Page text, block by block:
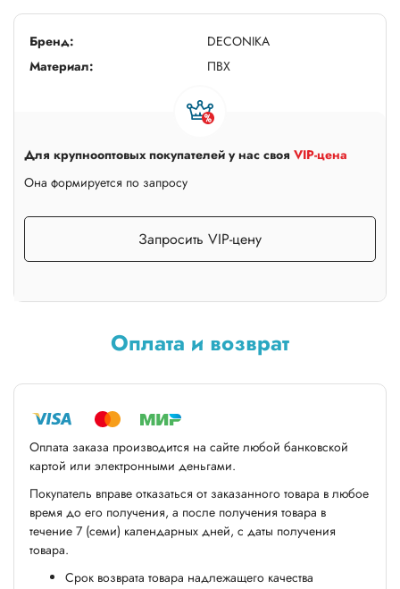
Бренд:
DECONIKA
Материал:
ПВХ
Для крупнооптовых покупателей у нас своя VIP-цена
Она формируется по запросу
Запросить VIP-цену
Оплата и возврат
Оплата заказа производится на сайте любой банковской
картой или электронными деньгами.
Покупатель вправе отказаться от заказанного товара в любое
время до его получения, а после получения товара в
течение 7 (семи) календарных дней, с даты получения
товара.
Срок возврата товара надлежащего качества